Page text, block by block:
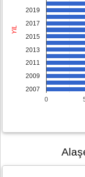
0
2019
2017
2015
2013
2011
2009
2007
YIL